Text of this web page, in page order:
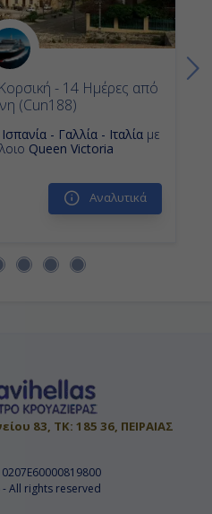
- 14 Ημέρες από
(Cun188)
Ισπανία - Γαλλία - Ιταλία με
Queen Victoria
Αναλυτικά
83, ΤΚ: 185 36, ΠΕΙΡΑΙΑΣ
All rights reserved